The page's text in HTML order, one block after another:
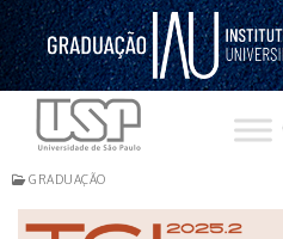
Pular
para
o
conteúdo
GRADUAÇÃO